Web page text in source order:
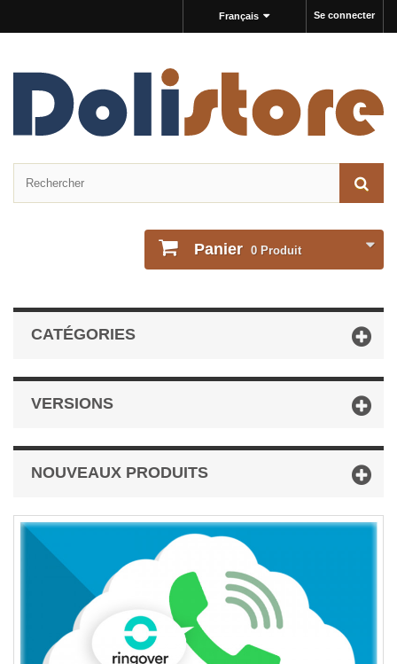
Se connecter
Français
Panier 0 Produit
CATÉGORIES
VERSIONS
NOUVEAUX PRODUITS